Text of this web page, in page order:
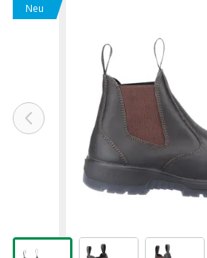
Neu